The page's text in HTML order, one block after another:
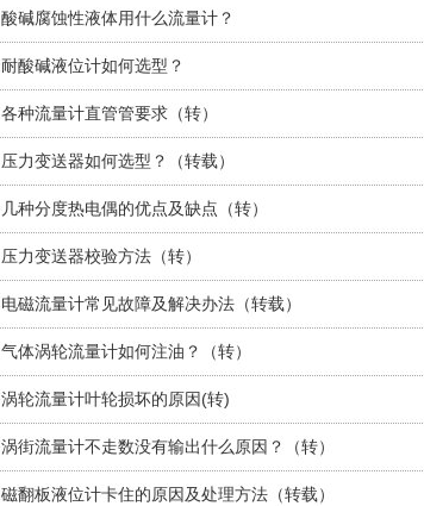
酸碱腐蚀性液体用什么流量计？
耐酸碱液位计如何选型？
各种流量计直管管要求（转）
压力变送器如何选型？（转载）
几种分度热电偶的优点及缺点（转）
压力变送器校验方法（转）
电磁流量计常见故障及解决办法（转载）
气体涡轮流量计如何注油？（转）
涡轮流量计叶轮损坏的原因(转)
涡街流量计不走数没有输出什么原因？（转）
磁翻板液位计卡住的原因及处理方法（转载）